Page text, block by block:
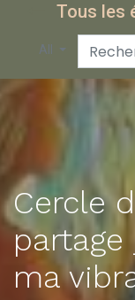
Tous les
All
Cercle
partage
ma